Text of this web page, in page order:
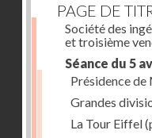
PAGE DE
Société des
et troisième
Séance du 5
Présidence de
Grandes
La Tour Eiffel